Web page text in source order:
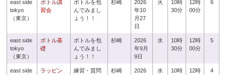
east side
tokyo
（東京）
ボトル講
習会
ボトルを包
んでみまし
ょう！！
杉崎
2026
年10
月27
日
火
10時
30分
12時
00分
6
east side
tokyo
（東京）
ボトル基
礎
ボトルを包
んでみまし
ょう！！
杉崎
2026
年9月
9日
水
10時
30分
12時
00分
5
east side
ラッピン
練習・質問
杉崎
2026
水
10時
12時
4